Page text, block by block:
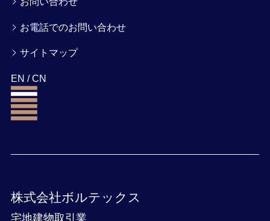
お電話でのお問い合わせ
サイトマップ
EN /CN
株式会社ボルテックス
宅地建物取引業